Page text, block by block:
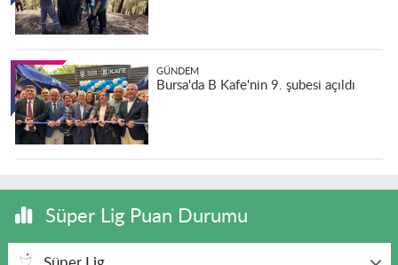
GÜNDEM
Bursa'da B Kafe'nin 9. şubesi açıldı
Süper Lig Puan Durumu